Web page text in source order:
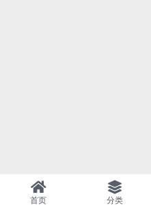
首页 分类